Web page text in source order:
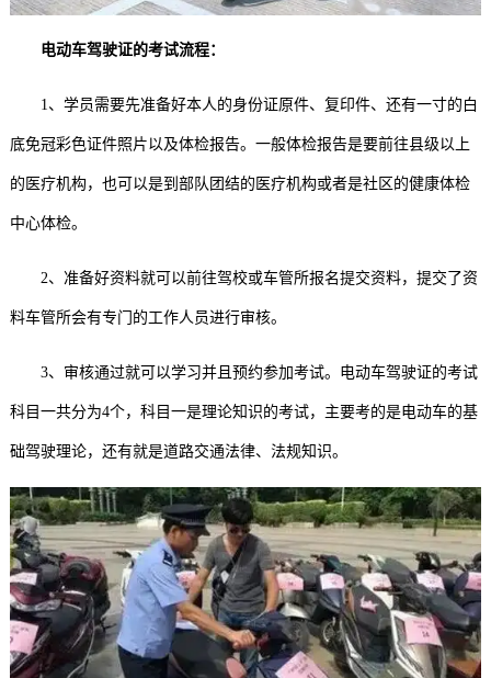
电动车驾驶证的考试流程：
1、学员需要先准备好本人的身份证原件、复印件、还有一寸的白
底免冠彩色证件照片以及体检报告。一般体检报告是要前往县级以上
的医疗机构，也可以是到部队团结的医疗机构或者是社区的健康体检
中心体检。
2、准备好资料就可以前往驾校或车管所报名提交资料，提交了资
料车管所会有专门的工作人员进行审核。
3、审核通过就可以学习并且预约参加考试。电动车驾驶证的考试
科目一共分为4个，科目一是理论知识的考试，主要考的是电动车的基
础驾驶理论，还有就是道路交通法律、法规知识。